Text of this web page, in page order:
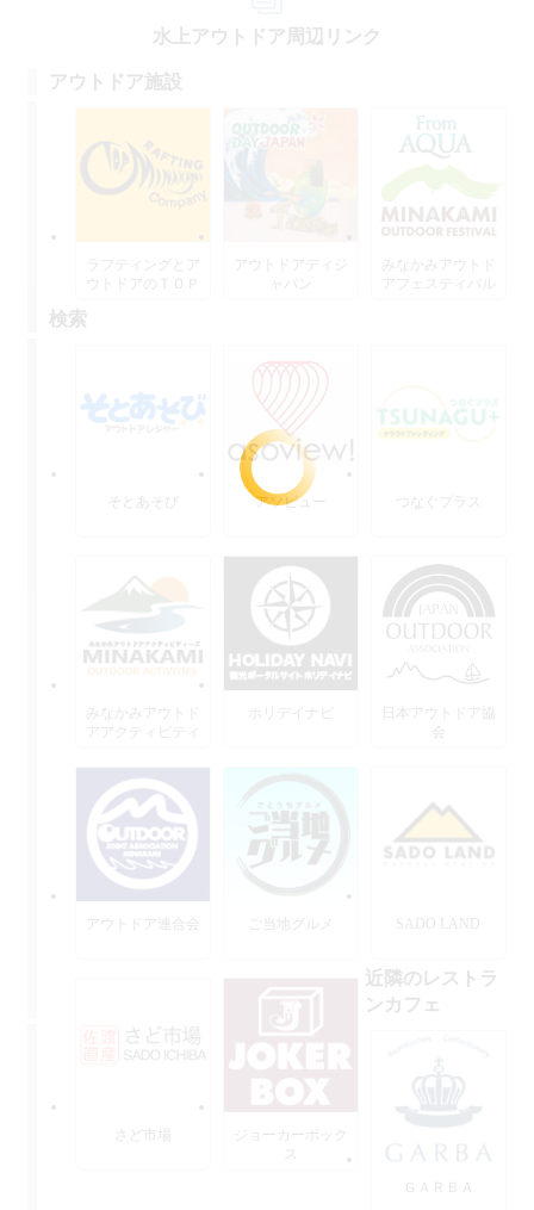
水上アウトドア周辺リンク
アウトドア施設
ラフティングとア
ウトドアのＴＯＰ
アウトドアディジ
みなかみアウトド
アフェスティバル
検索
そとあそび アソビュー つなぐプラス
みなかみアウトド
アアクティビティ
ホリデイナビ
日本アウトドア協
会
アウトドア連合会 ご当地グルメ SADO LAND
さど市場
ジョーカーボック
ス
近隣のレストラ
ンカフェ
ＧＡＲＢＡ